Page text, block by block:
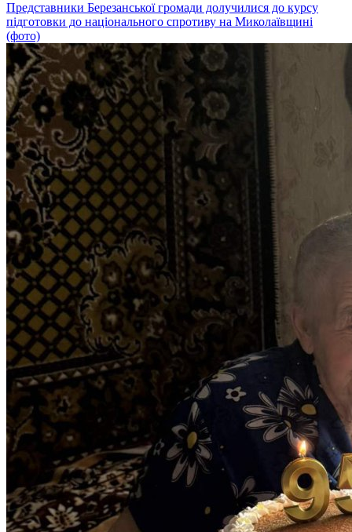
Представники Березанської громади долучилися до курсу
підготовки до національного спротиву на Миколаївщині
(фото)